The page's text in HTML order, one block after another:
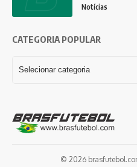
Notícias
CATEGORIA POPULAR
© 2026